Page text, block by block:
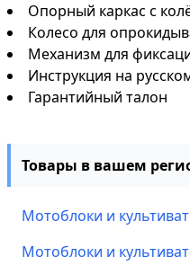
Опорный каркас с
Колесо для
Механизм для
Инструкция на
Гарантийный талон
Товары в вашем
Мотоблоки и
Мотоблоки и